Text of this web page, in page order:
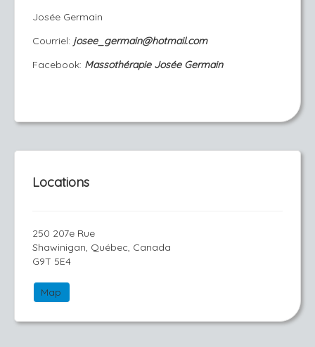
Josée Germain
Courriel: josee_germain@hotmail.com
Facebook: Massothérapie Josée Germain
Locations
250 207e Rue
Shawinigan, Québec, Canada
G9T 5E4
Map